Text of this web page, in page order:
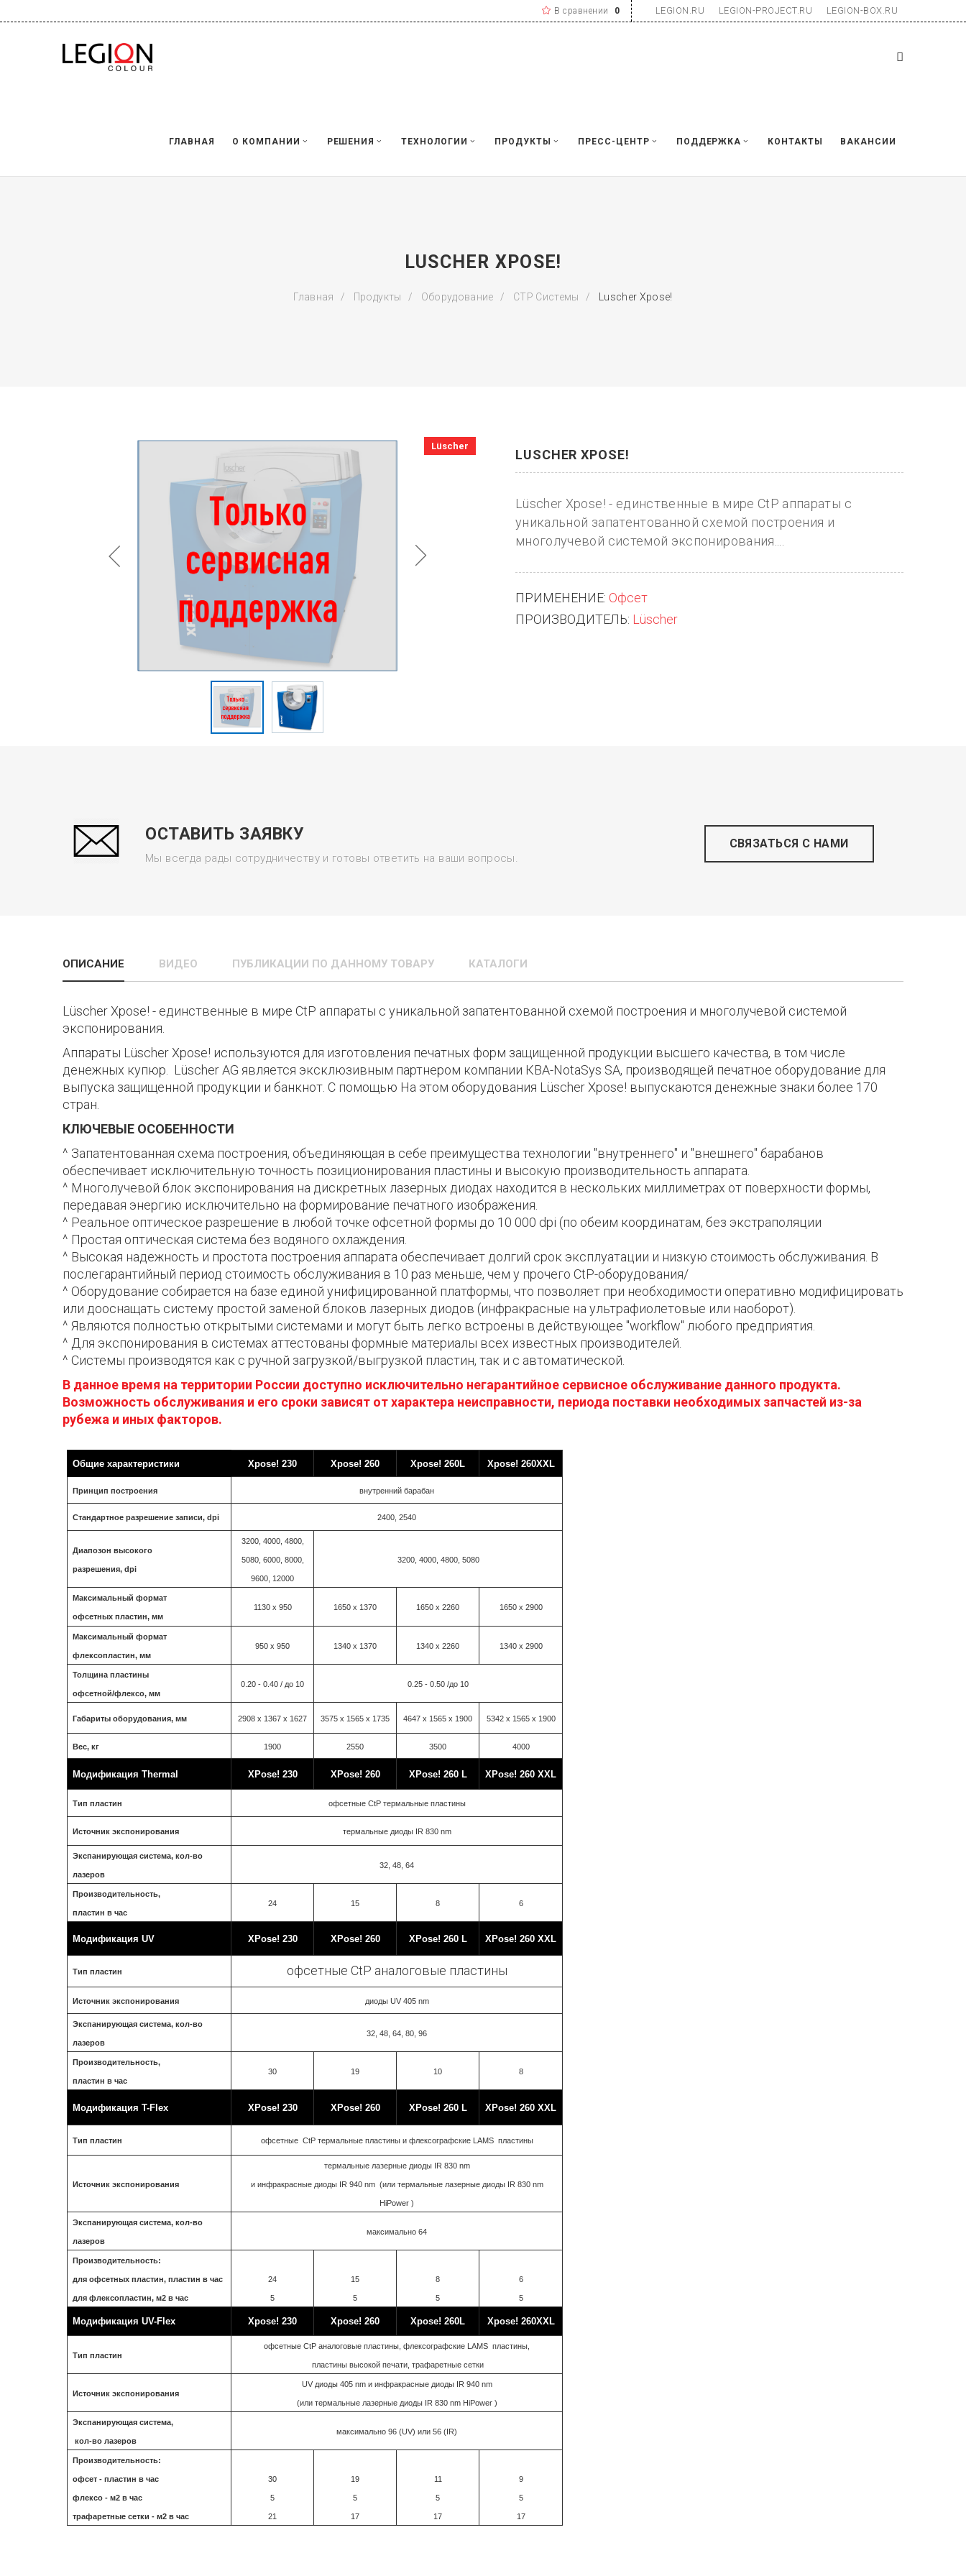
LEGION.RU LEGION-PROJECT.RU LEGION-BOX.RU
В сравнении 0
ГЛАВНАЯ О КОМПАНИИ РЕШЕНИЯ ТЕХНОЛОГИИ ПРОДУКТЫ ПРЕСС-ЦЕНТР ПОДДЕРЖКА КОНТАКТЫ ВАКАНСИИ
LUSCHER XPOSE!
Главная Продукты Оборудование CTP Системы Luscher Xpose!
Lüscher
LUSCHER XPOSE!
Lüscher Xpose! - единственные в мире СtP аппараты с
уникальной запатентованной схемой построения и
многолучевой системой экспонирования....
ПРИМЕНЕНИЕ: Офсет
ПРОИЗВОДИТЕЛЬ: Lüscher
ОСТАВИТЬ ЗАЯВКУ
Мы всегда рады сотрудничеству и готовы ответить на ваши вопросы.
СВЯЗАТЬСЯ С НАМИ
ОПИСАНИЕ ВИДЕО ПУБЛИКАЦИИ ПО ДАННОМУ ТОВАРУ КАТАЛОГИ
Lüscher Xpose! - единственные в мире СtP аппараты с уникальной запатентованной схемой построения и многолучевой системой
экспонирования.
Аппараты Lüscher Xpose! используются для изготовления печатных форм защищенной продукции высшего качества, в том числе
денежных купюр. Lüscher AG является эксклюзивным партнером компании КВА-NotaSys SA, производящей печатное оборудование для
выпуска защищенной продукции и банкнот. С помощью На этом оборудования Lüscher Xpose! выпускаются денежные знаки более 170
стран.
КЛЮЧЕВЫЕ ОСОБЕННОСТИ
Запатентованная схема построения, объединяющая в себе преимущества технологии "внутреннего" и "внешнего" барабанов
обеспечивает исключительную точность позиционирования пластины и высокую производительность аппарата.
Многолучевой блок экспонирования на дискретных лазерных диодах находится в нескольких миллиметрах от поверхности формы,
передавая энергию исключительно на формирование печатного изображения.
Реальное оптическое разрешение в любой точке офсетной формы до 10 000 dpi (по обеим координатам, без экстраполяции
Простая оптическая система без водяного охлаждения.
Высокая надежность и простота построения аппарата обеспечивает долгий срок эксплуатации и низкую стоимость обслуживания. В
послегарантийный период стоимость обслуживания в 10 раз меньше, чем у прочего CtP-оборудования/
Оборудование собирается на базе единой унифицированной платформы, что позволяет при необходимости оперативно модифицировать
или дооснащать систему простой заменой блоков лазерных диодов (инфракрасные на ультрафиолетовые или наоборот).
Являются полностью открытыми системами и могут быть легко встроены в действующее "workflow" любого предприятия.
Для экспонирования в системах аттестованы формные материалы всех известных производителей.
Системы производятся как с ручной загрузкой/выгрузкой пластин, так и с автоматической.
В данное время на территории России доступно исключительно негарантийное сервисное обслуживание данного продукта.
Возможность обслуживания и его сроки зависят от характера неисправности, периода поставки необходимых запчастей из-за
рубежа и иных факторов.
Общие характеристики Xpose! 230 Xpose! 260 Xpose! 260L Xpose! 260XXL
Принцип построения внутренний барабан
Стандартное разрешение записи, dpi 2400, 2540
Диапозон высокого
разрешения, dpi
3200, 4000, 4800,
5080, 6000, 8000,
9600, 12000
3200, 4000, 4800, 5080
Максимальный формат
офсетных пластин, мм
1130 х 950 1650 х 1370 1650 x 2260 1650 x 2900
Максимальный формат
флексопластин, мм
950 х 950 1340 х 1370 1340 х 2260 1340 х 2900
Толщина пластины
офсетной/флексо, мм
0.20 - 0.40 / до 10 0.25 - 0.50 /до 10
Габариты оборудования, мм 2908 х 1367 х 1627 3575 х 1565 х 1735 4647 х 1565 х 1900 5342 х 1565 х 1900
Вес, кг 1900 2550 3500 4000
Модификация Thermal XPose! 230 XPose! 260 XPose! 260 L XPose! 260 XXL
Тип пластин офсетные CtP термальные пластины
Источник экспонирования термальные диоды IR 830 nm
Экспанирующая система, кол-во
лазеров
32, 48, 64
Производительность,
пластин в час
24 15 8 6
Модификация UV XPose! 230 XPose! 260 XPose! 260 L XPose! 260 XXL
Тип пластин офсетные CtP аналоговые пластины
Источник экспонирования диоды UV 405 nm
Экспанирующая система, кол-во
лазеров
32, 48, 64, 80, 96
Производительность,
пластин в час
30 19 10 8
Модификация T-Flex XPose! 230 XPose! 260 XPose! 260 L XPose! 260 XXL
Тип пластин офсетные CtP термальные пластины и флексографские LAMS пластины
Источник экспонирования
термальные лазерные диоды IR 830 nm
и инфракрасные диоды IR 940 nm (или термальные лазерные диоды IR 830 nm
HiPower )
Экспанирующая система, кол-во
лазеров
максимально 64
Производительность:
для офсетных пластин, пластин в час
для флексопластин, м2 в час
24
5
15
5
8
5
6
5
Модификация UV-Flex Xpose! 230 Xpose! 260 Xpose! 260L Xpose! 260XXL
Тип пластин
офсетные CtP аналоговые пластины, флексографские LAMS пластины,
пластины высокой печати, трафаретные сетки
Источник экспонирования
UV диоды 405 nm и инфракрасные диоды IR 940 nm
(или термальные лазерные диоды IR 830 nm HiPower )
Экспанирующая система,
кол-во лазеров
максимально 96 (UV) или 56 (IR)
Производительность:
офсет - пластин в час
флексо - м2 в час
трафаретные сетки - м2 в час
30
5
21
19
5
17
11
5
17
9
5
17